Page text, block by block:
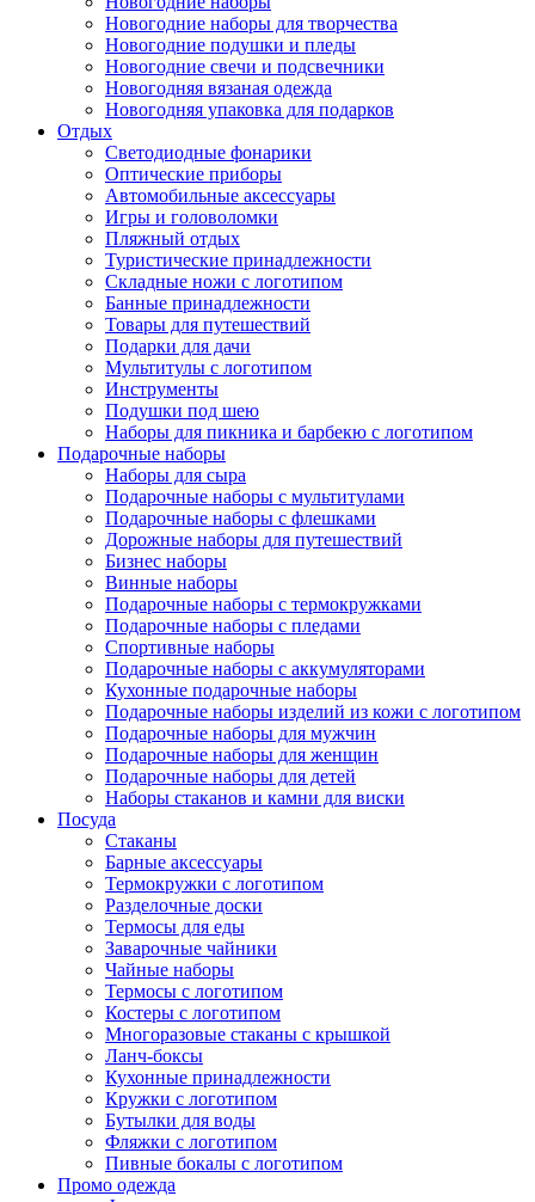
Новогодние наборы для творчества
Новогодние подушки и пледы
Новогодние свечи и подсвечники
Новогодняя вязаная одежда
Новогодняя упаковка для подарков
Отдых
Светодиодные фонарики
Оптические приборы
Автомобильные аксессуары
Игры и головоломки
Пляжный отдых
Туристические принадлежности
Складные ножи с логотипом
Банные принадлежности
Товары для путешествий
Подарки для дачи
Мультитулы с логотипом
Инструменты
Подушки под шею
Наборы для пикника и барбекю с логотипом
Подарочные наборы
Наборы для сыра
Подарочные наборы с мультитулами
Подарочные наборы с флешками
Дорожные наборы для путешествий
Бизнес наборы
Винные наборы
Подарочные наборы с термокружками
Подарочные наборы с пледами
Спортивные наборы
Подарочные наборы с аккумуляторами
Кухонные подарочные наборы
Подарочные наборы изделий из кожи с логотипом
Подарочные наборы для мужчин
Подарочные наборы для женщин
Подарочные наборы для детей
Наборы стаканов и камни для виски
Посуда
Стаканы
Барные аксессуары
Термокружки с логотипом
Разделочные доски
Термосы для еды
Заварочные чайники
Чайные наборы
Термосы с логотипом
Костеры с логотипом
Многоразовые стаканы с крышкой
Ланч-боксы
Кухонные принадлежности
Кружки с логотипом
Бутылки для воды
Фляжки с логотипом
Пивные бокалы с логотипом
Промо одежда